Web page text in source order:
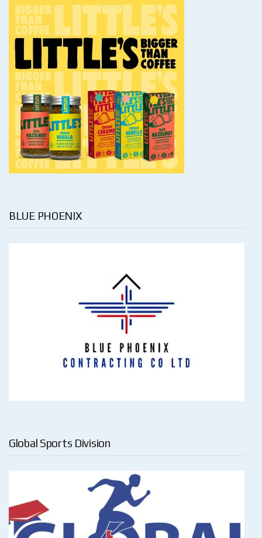
BLUE PHOENIX
Global Sports Division